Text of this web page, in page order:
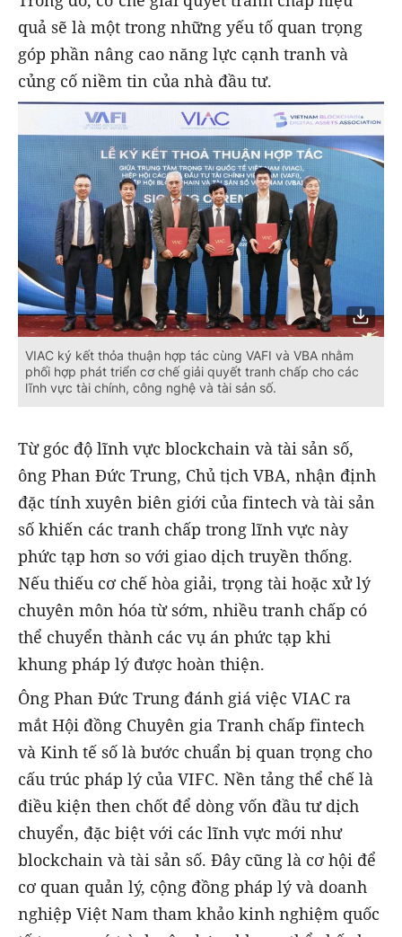
quả sẽ là một trong những yếu tố quan trọng
góp phần nâng cao năng lực cạnh tranh và
củng cố niềm tin của nhà đầu tư.
VIAC ký kết thỏa thuận hợp tác cùng VAFI và VBA nhằm
phối hợp phát triển cơ chế giải quyết tranh chấp cho các
lĩnh vực tài chính, công nghệ và tài sản số.
Từ góc độ lĩnh vực blockchain và tài sản số,
ông Phan Đức Trung, Chủ tịch VBA, nhận định
đặc tính xuyên biên giới của fintech và tài sản
số khiến các tranh chấp trong lĩnh vực này
phức tạp hơn so với giao dịch truyền thống.
Nếu thiếu cơ chế hòa giải, trọng tài hoặc xử lý
chuyên môn hóa từ sớm, nhiều tranh chấp có
thể chuyển thành các vụ án phức tạp khi
khung pháp lý được hoàn thiện.
Ông Phan Đức Trung đánh giá việc VIAC ra
mắt Hội đồng Chuyên gia Tranh chấp fintech
và Kinh tế số là bước chuẩn bị quan trọng cho
cấu trúc pháp lý của VIFC. Nền tảng thể chế là
điều kiện then chốt để dòng vốn đầu tư dịch
chuyển, đặc biệt với các lĩnh vực mới như
blockchain và tài sản số. Đây cũng là cơ hội để
cơ quan quản lý, cộng đồng pháp lý và doanh
nghiệp Việt Nam tham khảo kinh nghiệm quốc